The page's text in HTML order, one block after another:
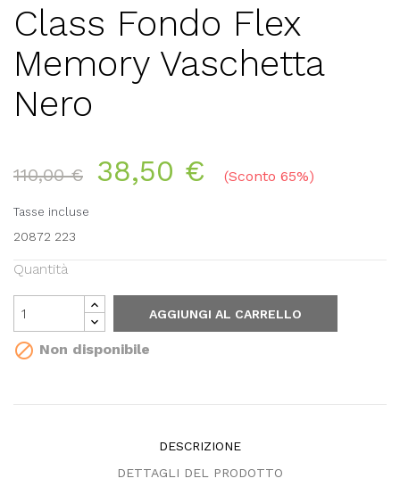
Class Fondo Flex
Memory Vaschetta
Nero
110,00 € 38,50 € Sconto 65%
Tasse incluse
20872 223
Quantità
AGGIUNGI AL CARRELLO
 Non disponibile
DESCRIZIONE
DETTAGLI DEL PRODOTTO